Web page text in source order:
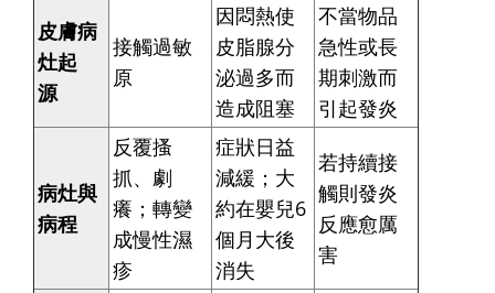
皮膚病
灶起
源
接觸過敏
原
因悶熱使
皮脂腺分
泌過多而
造成阻塞
不當物品
急性或長
期刺激而
引起發炎
病灶與
病程
反覆搔
抓、劇
癢；轉變
成慢性濕
疹
症狀日益
減緩；大
約在嬰兒6
個月大後
消失
若持續接
觸則發炎
反應愈厲
害